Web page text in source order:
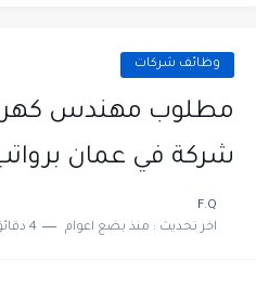
وظائف شركات
مطلوب مهندس
شركة في عمان برواتب من
F.Q
اخر تحديث : منذ بضع اعوام 4 دقائق للقراءة